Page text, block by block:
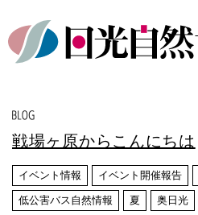
戦場ヶ原からこんにちは
イベント情報 イベント開催報告
低公害バス自然情報 夏 奥日光